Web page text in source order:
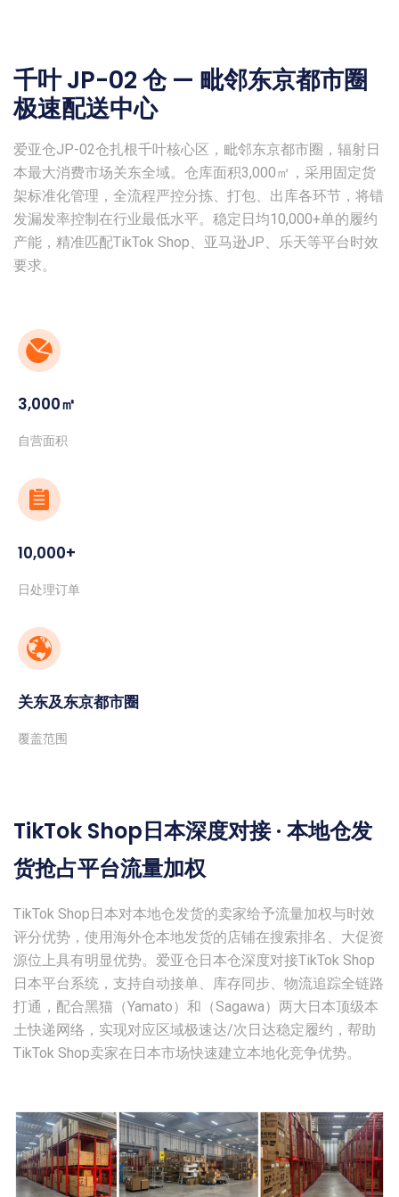
千叶 JP-02 仓 — 毗邻东京都市圈
极速配送中心
爱亚仓JP-02仓扎根千叶核心区，毗邻东京都市圈，辐射日
本最大消费市场关东全域。仓库面积3,000㎡，采用固定货
架标准化管理，全流程严控分拣、打包、出库各环节，将错
发漏发率控制在行业最低水平。稳定日均10,000+单的履约
产能，精准匹配TikTok Shop、亚马逊JP、乐天等平台时效
要求。
3,000㎡
自营面积
10,000+
日处理订单
关东及东京都市圈
覆盖范围
TikTok Shop日本深度对接 · 本地仓发
货抢占平台流量加权
TikTok Shop日本对本地仓发货的卖家给予流量加权与时效
评分优势，使用海外仓本地发货的店铺在搜索排名、大促资
源位上具有明显优势。爱亚仓日本仓深度对接TikTok Shop
日本平台系统，支持自动接单、库存同步、物流追踪全链路
打通，配合黑猫（Yamato）和（Sagawa）两大日本顶级本
土快递网络，实现对应区域极速达/次日达稳定履约，帮助
TikTok Shop卖家在日本市场快速建立本地化竞争优势。